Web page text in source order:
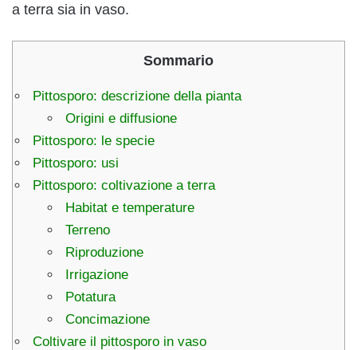
a terra sia in vaso.
Sommario
Pittosporo: descrizione della pianta
Origini e diffusione
Pittosporo: le specie
Pittosporo: usi
Pittosporo: coltivazione a terra
Habitat e temperature
Terreno
Riproduzione
Irrigazione
Potatura
Concimazione
Coltivare il pittosporo in vaso